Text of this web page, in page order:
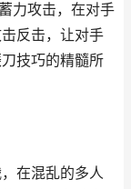
力攻击，在对手
反击，让对手
技巧的精髓所
在混乱的多人